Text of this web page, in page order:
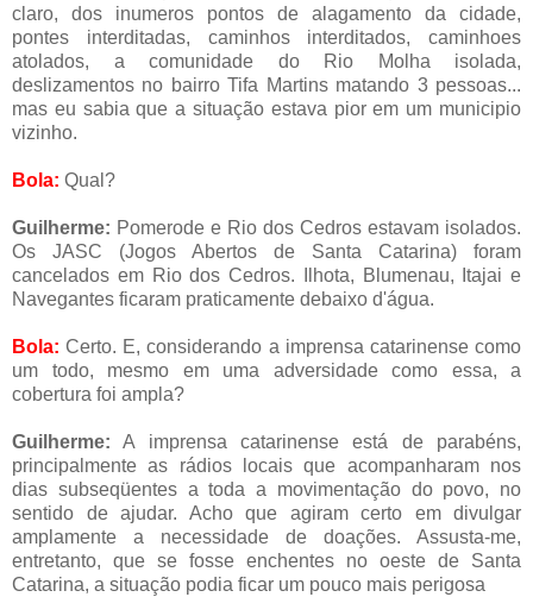
claro, dos inumeros pontos de alagamento da cidade,
pontes interditadas, caminhos interditados, caminhoes
atolados, a comunidade do Rio Molha isolada,
deslizamentos no bairro Tifa Martins matando 3 pessoas...
mas eu sabia que a situação estava pior em um municipio
vizinho.
Bola: Qual?
Guilherme: Pomerode e Rio dos Cedros estavam isolados.
Os JASC (Jogos Abertos de Santa Catarina) foram
cancelados em Rio dos Cedros. Ilhota, Blumenau, Itajai e
Navegantes ficaram praticamente debaixo d'água.
Bola: Certo. E, considerando a imprensa catarinense como
um todo, mesmo em uma adversidade como essa, a
cobertura foi ampla?
Guilherme: A imprensa catarinense está de parabéns,
principalmente as rádios locais que acompanharam nos
dias subseqüentes a toda a movimentação do povo, no
sentido de ajudar. Acho que agiram certo em divulgar
amplamente a necessidade de doações. Assusta-me,
entretanto, que se fosse enchentes no oeste de Santa
Catarina, a situação podia ficar um pouco mais perigosa